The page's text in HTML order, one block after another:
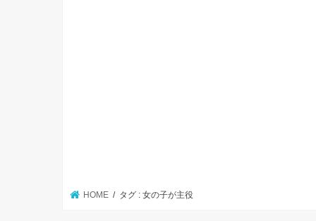
HOME タグ : 女の子が主役